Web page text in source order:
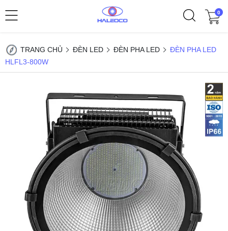
0
TRANG CHỦ ĐÈN LED ĐÈN PHA LED
ĐÈN PHA LED
HLFL3-800W